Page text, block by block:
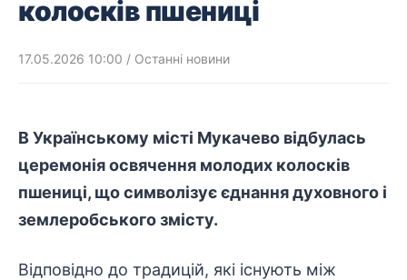
колосків пшениці
17.05.2026 10:00 / Останні новини
В Українському місті Мукачево відбулась
церемоніяосвячення молодих колосків
пшениці, що символізує єднання духовного і
землеробського змісту.
Відповідно до традицій, які існують між